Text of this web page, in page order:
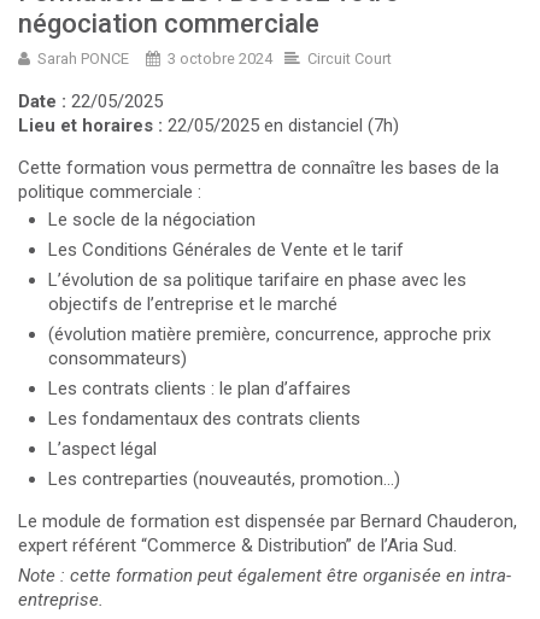
négociation commerciale
Sarah PONCE 3 octobre 2024 Circuit Court
Date : 22/05/2025
Lieu et horaires : 22/05/2025 en distanciel (7h)
Cette formation vous permettra de connaître les bases de la
politique commerciale :
Le socle de la négociation
Les Conditions Générales de Vente et le tarif
L’évolution de sa politique tarifaire en phase avec les
objectifs de l’entreprise et le marché
(évolution matière première, concurrence, approche prix
consommateurs)
Les contrats clients : le plan d’affaires
Les fondamentaux des contrats clients
L’aspect légal
Les contreparties (nouveautés, promotion…)
Le module de formation est dispensée par Bernard Chauderon,
expert référent “Commerce & Distribution” de l’Aria Sud.
Note : cette formation peut également être organisée en intra-
entreprise.